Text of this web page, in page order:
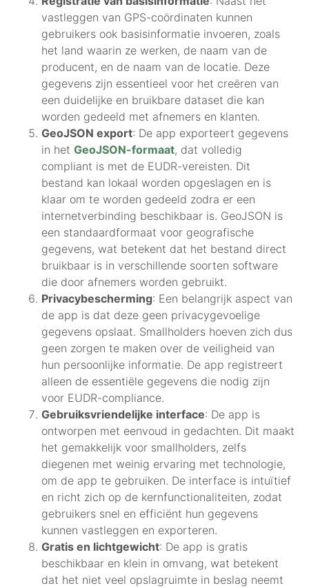
vastleggen van GPS-coördinaten kunnen
gebruikers ook basisinformatie invoeren, zoals
het land waarin ze werken, de naam van de
producent, en de naam van de locatie. Deze
gegevens zijn essentieel voor het creëren van
een duidelijke en bruikbare dataset die kan
worden gedeeld met afnemers en klanten.
GeoJSON export: De app exporteert gegevens
in het GeoJSON-formaat, dat volledig
compliant is met de EUDR-vereisten. Dit
bestand kan lokaal worden opgeslagen en is
klaar om te worden gedeeld zodra er een
internetverbinding beschikbaar is. GeoJSON is
een standaardformaat voor geografische
gegevens, wat betekent dat het bestand direct
bruikbaar is in verschillende soorten software
die door afnemers worden gebruikt.
Privacybescherming: Een belangrijk aspect van
de app is dat deze geen privacygevoelige
gegevens opslaat. Smallholders hoeven zich dus
geen zorgen te maken over de veiligheid van
hun persoonlijke informatie. De app registreert
alleen de essentiële gegevens die nodig zijn
voor EUDR-compliance.
Gebruiksvriendelijke interface: De app is
ontworpen met eenvoud in gedachten. Dit maakt
het gemakkelijk voor smallholders, zelfs
diegenen met weinig ervaring met technologie,
om de app te gebruiken. De interface is intuïtief
en richt zich op de kernfunctionaliteiten, zodat
gebruikers snel en efficiënt hun gegevens
kunnen vastleggen en exporteren.
Gratis en lichtgewicht: De app is gratis
beschikbaar en klein in omvang, wat betekent
dat het niet veel opslagruimte in beslag neemt